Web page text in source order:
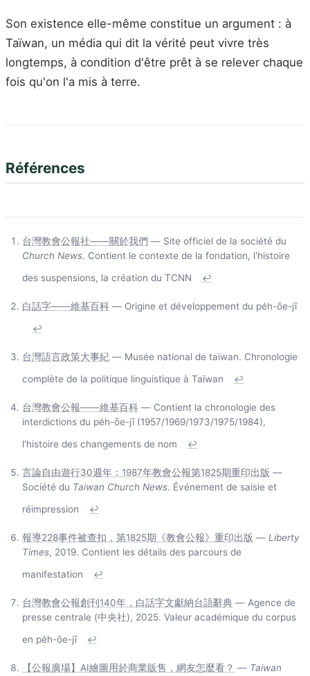
Son existence elle-même constitue un argument : à
Taïwan, un média qui dit la vérité peut vivre très
longtemps, à condition d'être prêt à se relever chaque
fois qu'on l'a mis à terre.
Références
台灣教會公報社——關於我們 — Site officiel de la société du
Church News. Contient le contexte de la fondation, l'histoire
des suspensions, la création du TCNN
↩
白話字——維基百科 — Origine et développement du pe̍h-ōe-jī
↩
台灣語言政策大事紀 — Musée national de taïwan. Chronologie
complète de la politique linguistique à Taïwan
↩
台灣教會公報——維基百科 — Contient la chronologie des
interdictions du pe̍h-ōe-jī (1957/1969/1973/1975/1984),
l'histoire des changements de nom
↩
言論自由遊行30週年：1987年教會公報第1825期重印出版 —
Société du Taiwan Church News. Événement de saisie et
réimpression
↩
報導228事件被查扣，第1825期《教會公報》重印出版 — Liberty
Times, 2019. Contient les détails des parcours de
manifestation
↩
台灣教會公報創刊140年，白話字文獻納台語辭典 — Agence de
presse centrale (中央社), 2025. Valeur académique du corpus
en pe̍h-ōe-jī
↩
【公報廣場】AI繪圖用於商業販售，網友怎麼看？ — Taiwan